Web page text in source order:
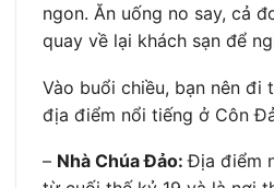
ngon. Ăn uống no say, cả
quay về lại khách sạn để
Vào buổi chiều, bạn nên đi
địa điểm nổi tiếng ở Côn
– Nhà Chúa Đảo:Địa điểm